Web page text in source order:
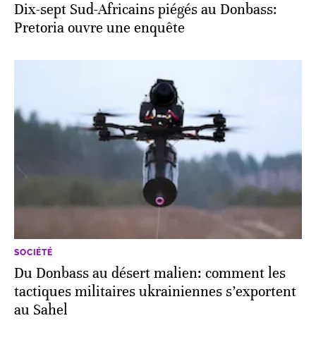
Dix-sept Sud-Africains piégés au Donbass:
Pretoria ouvre une enquête
SOCIÉTÉ
Du Donbass au désert malien: comment les
tactiques militaires ukrainiennes s’exportent
au Sahel